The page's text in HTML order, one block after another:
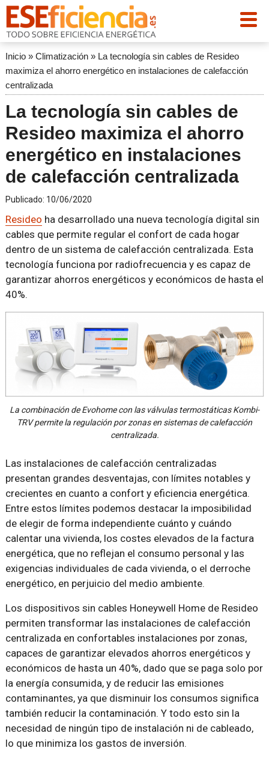
Inicio» Climatización» La tecnología sin cables de Resideo
maximiza el ahorro energético en instalaciones de calefacción
centralizada
La tecnología sin cables de
Resideo maximiza el ahorro
energético en instalaciones
de calefacción centralizada
Publicado: 10/06/2020
Resideo ha desarrollado una nueva tecnología digital sin
cables que permite regular el confort de cada hogar
dentro de un sistema de calefacción centralizada. Esta
tecnología funciona por radiofrecuencia y es capaz de
garantizar ahorros energéticos y económicos de hasta el
40%.
La combinación de Evohome con las válvulas termostáticas Kombi-
TRV permite la regulación por zonas en sistemas de calefacción
centralizada.
Las instalaciones de calefacción centralizadas
presentan grandes desventajas, con límites notables y
crecientes en cuanto a confort y eficiencia energética.
Entre estos límites podemos destacar la imposibilidad
de elegir de forma independiente cuánto y cuándo
calentar una vivienda, los costes elevados de la factura
energética, que no reflejan el consumo personal y las
exigencias individuales de cada vivienda, o el derroche
energético, en perjuicio del medio ambiente.
Los dispositivos sin cables Honeywell Home de Resideo
permiten transformar las instalaciones de calefacción
centralizada en confortables instalaciones por zonas,
capaces de garantizar elevados ahorros energéticos y
económicos de hasta un 40%, dado que se paga solo por
la energía consumida, y de reducir las emisiones
contaminantes, ya que disminuir los consumos significa
también reducir la contaminación. Y todo esto sin la
necesidad de ningún tipo de instalación ni de cableado,
lo que minimiza los gastos de inversión.